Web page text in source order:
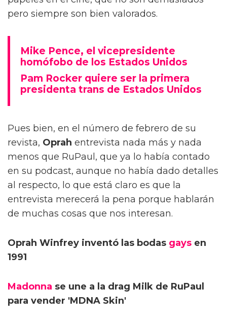
pero siempre son bien valorados.
Mike Pence, el vicepresidente
homófobo de los Estados Unidos
Pam Rocker quiere ser la primera
presidenta trans de Estados Unidos
Pues bien, en el número de febrero de su
revista, Oprah entrevista nada más y nada
menos que RuPaul, que ya lo había contado
en su podcast, aunque no había dado detalles
al respecto, lo que está claro es que la
entrevista merecerá la pena porque hablarán
de muchas cosas que nos interesan.
Oprah Winfrey inventó las bodas gays en
1991
Madonna se une a la drag Milk de RuPaul
para vender 'MDNA Skin'